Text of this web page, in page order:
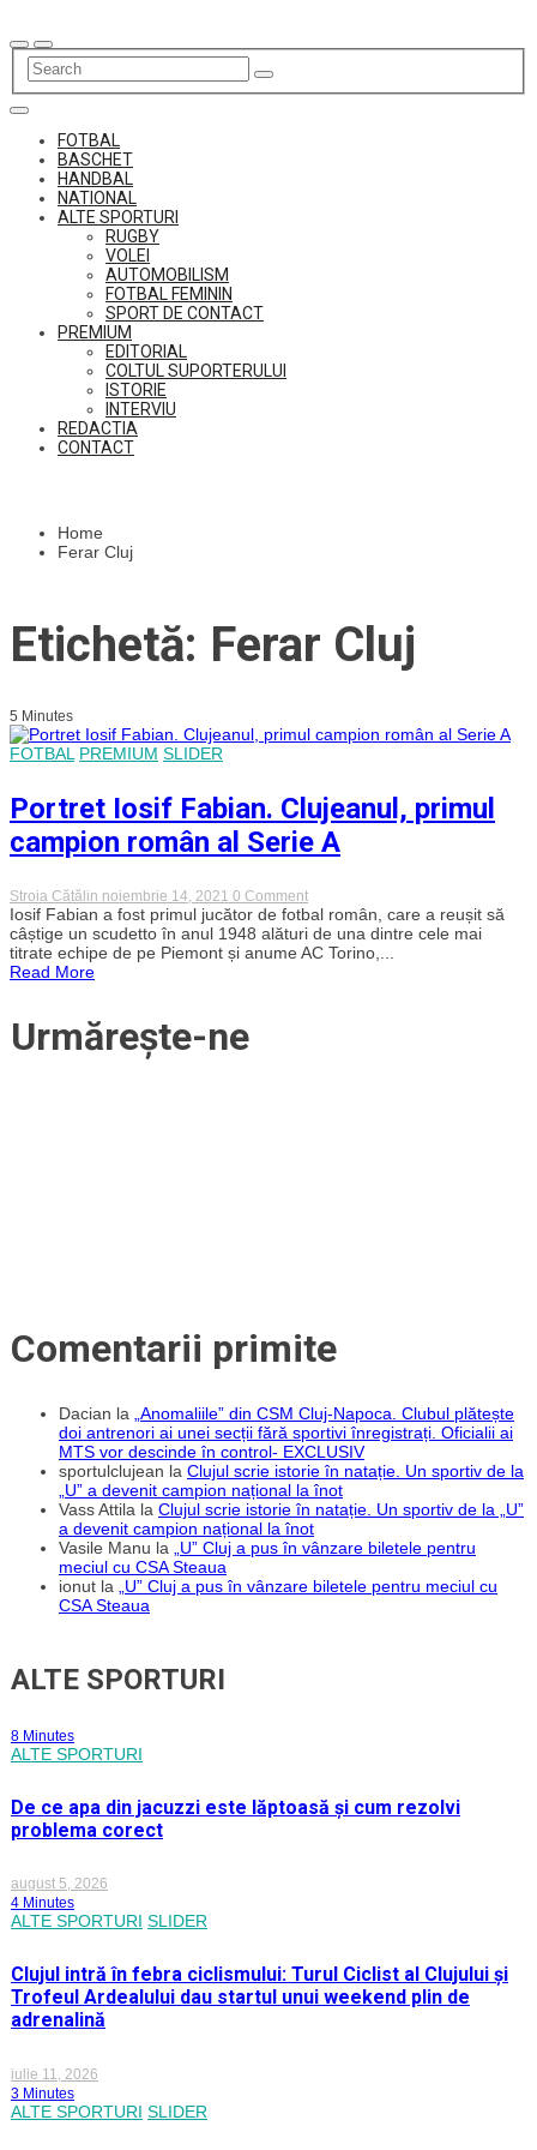
to
content
FOTBAL
BASCHET
HANDBAL
NATIONAL
ALTE SPORTURI
RUGBY
VOLEI
AUTOMOBILISM
FOTBAL FEMININ
SPORT DE CONTACT
PREMIUM
EDITORIAL
COLTUL SUPORTERULUI
ISTORIE
INTERVIU
REDACTIA
CONTACT
Home
Ferar Cluj
Etichetă: Ferar Cluj
5 Minutes
FOTBAL PREMIUM SLIDER
Portret Iosif Fabian. Clujeanul, primul
campion român al Serie A
Stroia Cătălin noiembrie 14, 2021 0 Commenton
Portret
Iosif
Fabian.
Clujeanul,
Iosif Fabian a fost primul jucător de fotbal român, care a reușit să
câștige un scudetto în anul 1948 alături de una dintre cele mai
titrate echipe de pe Piemont și anume AC Torino,...
Read More
Urmărește-ne
Comentarii primite
Dacian la
„Anomaliile” din CSM Cluj-Napoca. Clubul plătește
doi antrenori ai unei secții fără sportivi înregistrați. Oficialii ai
MTS vor descinde în control- EXCLUSIV
sportulclujean la Clujul scrie istorie în natație. Un sportiv de la
„U” a devenit campion național la înot
Vass Attila la Clujul scrie istorie în natație. Un sportiv de la „U”
a devenit campion național la înot
Vasile Manu la
„U” Cluj a pus în vânzare biletele pentru
meciul cu CSA Steaua
ionut la
„U” Cluj a pus în vânzare biletele pentru meciul cu
CSA Steaua
ALTE SPORTURI
8 Minutes
ALTE SPORTURI
De ce apa din jacuzzi este lăptoasă și cum rezolvi
problema corect
august 5, 2026
4 Minutes
ALTE SPORTURI SLIDER
Clujul intră în febra ciclismului: Turul Ciclist al Clujului și
Trofeul Ardealului dau startul unui weekend plin de
adrenalină
iulie 11, 2026
3 Minutes
ALTE SPORTURI SLIDER